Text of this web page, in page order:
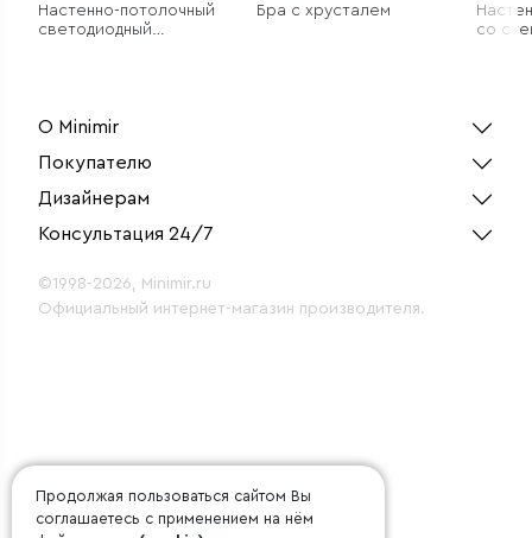
Настенно-потолочный
светодиодный
Бра с хрусталем
со
О Minimir
Покупателю
Дизайнерам
Консультация 24/7
©1998-2026, Minimir.ru
Официальный интернет-магазин производителя.
Продолжая пользоваться сайтом Вы
соглашаетесь с применением на нём